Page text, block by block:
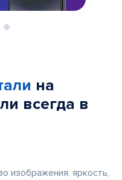
на
всегда в
изображения, яркость,